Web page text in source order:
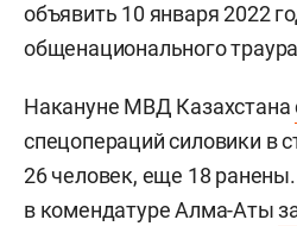
объявить 10 января 2022
общенационального
Накануне МВД Казахстана
спецопераций силовики в
26 человек, еще 18
в комендатуре Алма-Аты